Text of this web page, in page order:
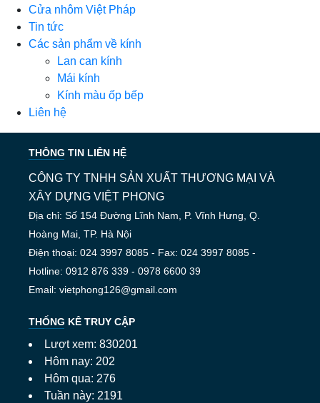
Cửa nhôm Việt Pháp
Tin tức
Các sản phẩm về kính
Lan can kính
Mái kính
Kính màu ốp bếp
Liên hệ
THÔNG TIN LIÊN HỆ
CÔNG TY TNHH SẢN XUẤT THƯƠNG MẠI VÀ
XÂY DỰNG VIỆT PHONG
Địa chỉ: Số 154 Đường Lĩnh Nam, P. Vĩnh Hưng, Q.
Hoàng Mai, TP. Hà Nội
Điện thoại: 024 3997 8085 - Fax: 024 3997 8085 -
Hotline: 0912 876 339 - 0978 6600 39
Email: vietphong126@gmail.com
THỐNG KÊ TRUY CẬP
Lượt xem: 830201
Hôm nay: 202
Hôm qua: 276
Tuần này: 2191